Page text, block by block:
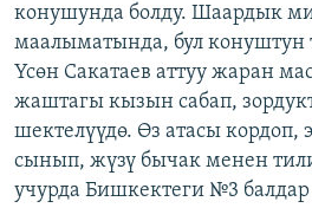
конушунда болду. Шаардык
маалыматында, бул конуштун
Үсөн Сакатаев аттуу жаран
жаштагы кызын сабап,
шектелүүдө. Өз атасы кордоп,
сынып, жүзү бычак менен
учурда Бишкектеги №3